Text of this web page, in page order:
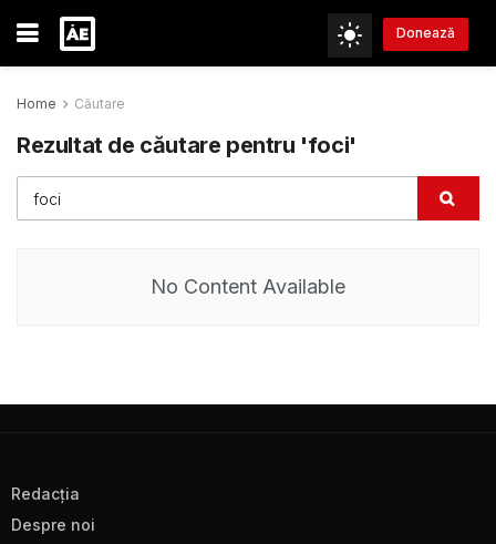
Donează
Home Căutare
Rezultat de căutare pentru 'foci'
No Content Available
Redacţia
Despre noi